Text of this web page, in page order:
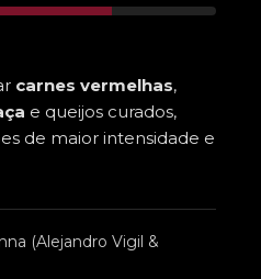
carnes vermelhas,
e queijos curados,
de maior intensidade e
(Alejandro Vigil &